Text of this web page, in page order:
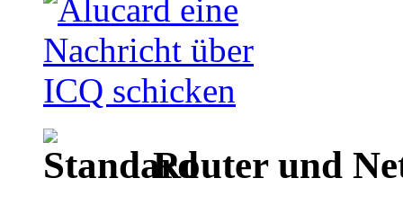
Router und